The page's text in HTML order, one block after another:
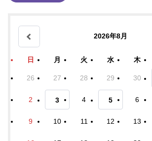
2026年8月
日 月 火 水 木
26 27 28 29 30
2 3 4 5 6
9 10 11 12 13